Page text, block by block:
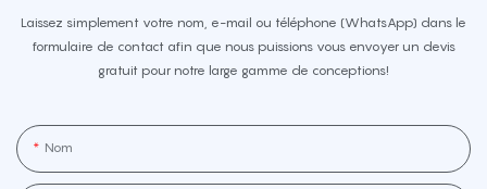
Laissez simplement votre nom, e-mail ou téléphone (WhatsApp) dans le
formulaire de contact afin que nous puissions vous envoyer un devis
gratuit pour notre large gamme de conceptions!
Nom